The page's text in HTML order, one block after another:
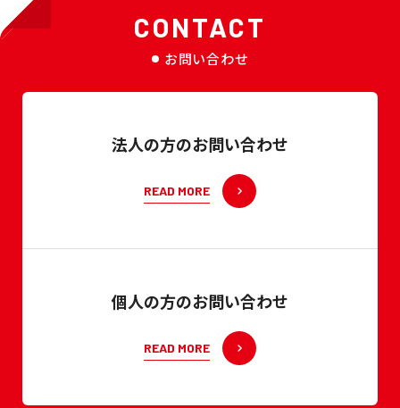
CONTACT
お問い合わせ
法人の方のお問い合わせ
READ MORE
個人の方のお問い合わせ
READ MORE